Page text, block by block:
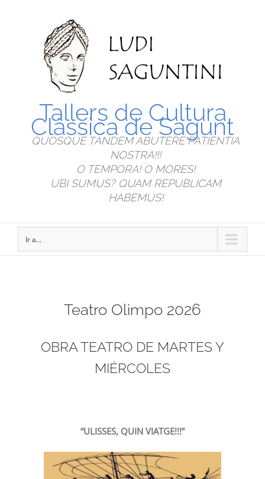
Tallers de Cultura
Clàssica de Sagunt
QUOSQUE TANDEM ABUTERE PATIENTIA
NOSTRA!!!
O TEMPORA! O MORES!
UBI SUMUS? QUAM REPUBLICAM
HABEMUS!
Ir a...
Teatro Olimpo 2026
OBRA TEATRO DE MARTES Y
MIÉRCOLES
“ULISSES, QUIN VIATGE!!!”